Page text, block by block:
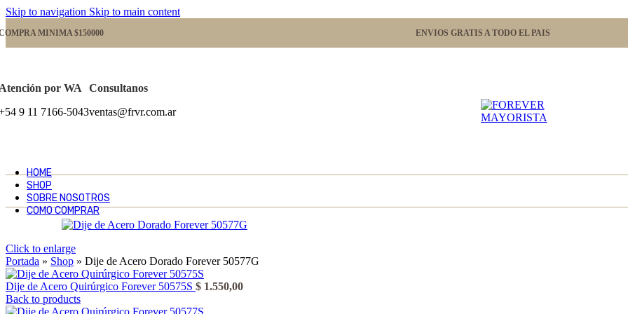
Skip to navigation Skip to main content
MINIMA $150000 ENVIOS GRATIS A TODO EL PAIS
por WA
9 11 7166-5043
Consultanos
ventas@frvr.com.ar
HOME
SHOP
SOBRE NOSOTROS
COMO COMPRAR
Click to enlarge
Portada » Shop » Dije de Acero Dorado Forever 50577G
Dije de Acero Quirúrgico Forever 50575S $ 1.550,00
Back to products